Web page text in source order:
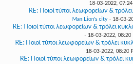
18-03-2022,
RE: Ποιοί τύποι λεωφορείων &
Man Lion's city- 18-03-
RE: Ποιοί τύποι λεωφορείων & τρόλεϊ
- 18-03-2022, 08:20
RE: Ποιοί τύποι λεωφορείων & τρόλεϊ
18-03-2022, 08:20
RE: Ποιοί τύποι λεωφορείων & τρόλεϊ